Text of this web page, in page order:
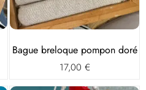
Bague breloque pompon doré
17,00 €